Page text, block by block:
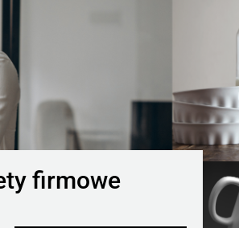
firmowe